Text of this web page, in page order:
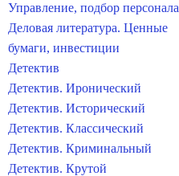
Управление, подбор персонала
Деловая литература. Ценные
бумаги, инвестиции
Детектив
Детектив. Иронический
Детектив. Исторический
Детектив. Классический
Детектив. Криминальный
Детектив. Крутой